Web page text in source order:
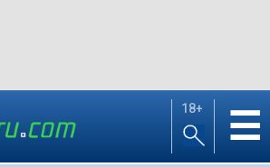
18+ ☰